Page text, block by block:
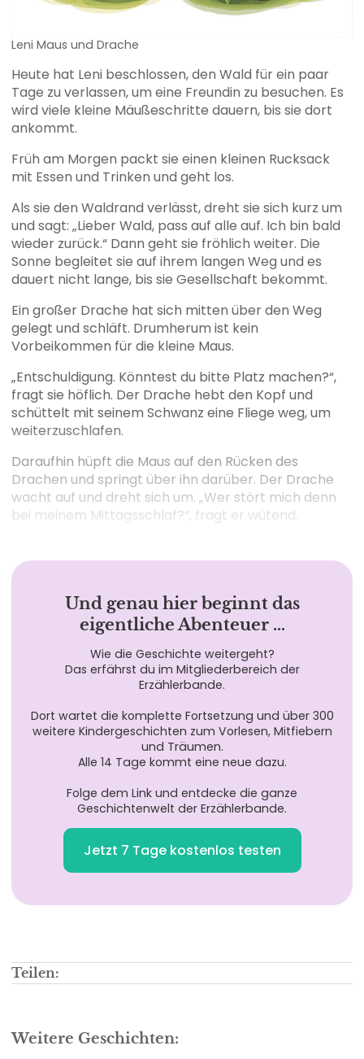
Leni Maus und Drache
Heute hat Leni beschlossen, den Wald für ein paar
Tage zu verlassen, um eine Freundin zu besuchen. Es
wird viele kleine Mäußeschritte dauern, bis sie dort
ankommt.
Früh am Morgen packt sie einen kleinen Rucksack
mit Essen und Trinken und geht los.
Als sie den Waldrand verlässt, dreht sie sich kurz um
und sagt: „Lieber Wald, pass auf alle auf. Ich bin bald
wieder zurück.“ Dann geht sie fröhlich weiter. Die
Sonne begleitet sie auf ihrem langen Weg und es
dauert nicht lange, bis sie Gesellschaft bekommt.
Ein großer Drache hat sich mitten über den Weg
gelegt und schläft. Drumherum ist kein
Vorbeikommen für die kleine Maus.
„Entschuldigung. Könntest du bitte Platz machen?“,
fragt sie höflich. Der Drache hebt den Kopf und
schüttelt mit seinem Schwanz eine Fliege weg, um
weiterzuschlafen.
Daraufhin hüpft die Maus auf den Rücken des
Drachen und springt über ihn darüber. Der Drache
wacht auf und dreht sich um. „Wer stört mich denn
bei meinem Mittagsschlaf?“, fragt er wütend.
Und genau hier beginnt das
eigentliche Abenteuer …
Wie die Geschichte weitergeht?
Das erfährst du im Mitgliederbereich der
Erzählerbande.
Dort wartet die komplette Fortsetzung und über 300
weitere Kindergeschichten zum Vorlesen, Mitfiebern
und Träumen.
Alle 14 Tage kommt eine neue dazu.
Folge dem Link und entdecke die ganze
Geschichtenwelt der Erzählerbande.
Jetzt 7 Tage kostenlos testen
Teilen:
Weitere Geschichten: